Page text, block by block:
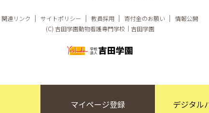
関連リンク サイトポリシー 教員採用 寄付金のお願い
情報公開
(C) 吉田学園動物看護専門学校｜吉田学園
マイページ登録 デジタル